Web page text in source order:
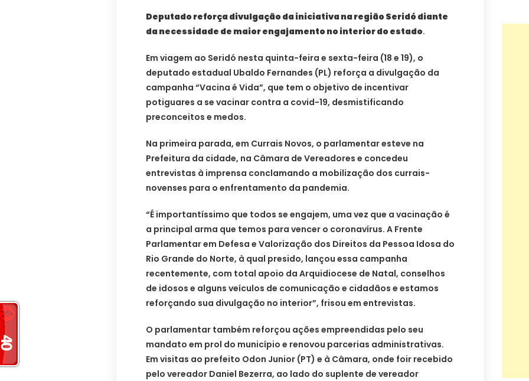
Deputado reforça divulgação da iniciativa na região Seridó diante
da necessidade de maior engajamento no interior do estado.
Em viagem ao Seridó nesta quinta-feira e sexta-feira (18 e 19), o
deputado estadual Ubaldo Fernandes (PL) reforça a divulgação da
campanha “Vacina é Vida”, que tem o objetivo de incentivar
potiguares a se vacinar contra a covid-19, desmistificando
preconceitos e medos.
Na primeira parada, em Currais Novos, o parlamentar esteve na
Prefeitura da cidade, na Câmara de Vereadores e concedeu
entrevistas à imprensa conclamando a mobilização dos currais-
novenses para o enfrentamento da pandemia.
“É importantíssimo que todos se engajem, uma vez que a vacinação é
a principal arma que temos para vencer o coronavírus. A Frente
Parlamentar em Defesa e Valorização dos Direitos da Pessoa Idosa do
Rio Grande do Norte, à qual presido, lançou essa campanha
recentemente, com total apoio da Arquidiocese de Natal, conselhos
de idosos e alguns veículos de comunicação e cidadãos e estamos
reforçando sua divulgação no interior”, frisou em entrevistas.
O parlamentar também reforçou ações empreendidas pelo seu
mandato em prol do município e renovou parcerias administrativas.
Em visitas ao prefeito Odon Junior (PT) e à Câmara, onde foir recebido
pelo vereador Daniel Bezerra, ao lado do suplente de vereador